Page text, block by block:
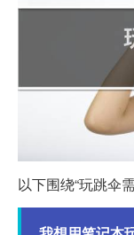
以下围绕“玩跳伞